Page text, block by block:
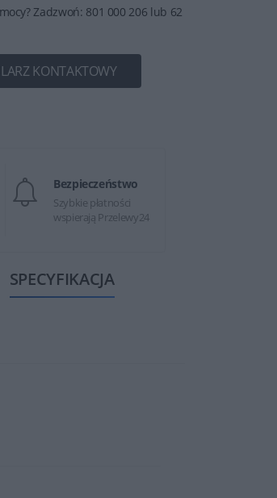
Zadzwoń: 801 000 206 lub 62
KONTAKTOWY
Bezpieczeństwo
Szybkie płatności
wspierają Przelewy24
SPECYFIKACJA